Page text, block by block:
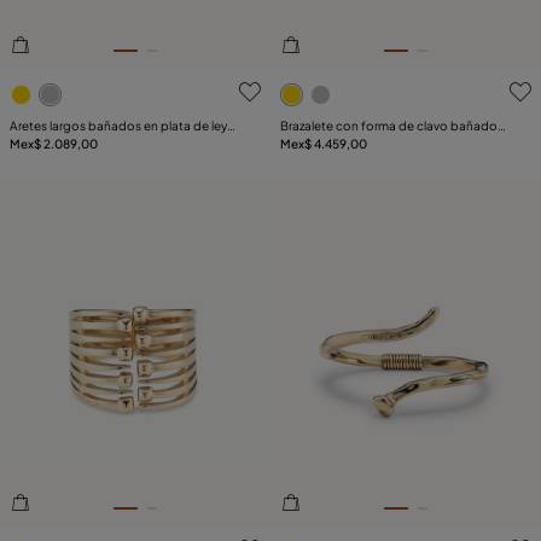
4.6de 5 Valoración del cliente
Aretes largos bañados en plata de ley
con el icónico clavo de UNOde50
Mex$ 2.089,00
5de 5 Valoración del cliente
Brazalete con forma de clavo bañado
en oro de 18k
Mex$ 4.459,00